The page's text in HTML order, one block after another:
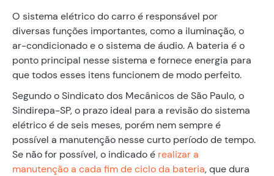
O sistema elétrico do carro é responsável por
diversas funções importantes, como a iluminação, o
ar-condicionado e o sistema de áudio. A bateria é o
ponto principal nesse sistema e fornece energia para
que todos esses itens funcionem de modo perfeito.
Segundo o Sindicato dos Mecânicos de São Paulo, o
Sindirepa-SP, o prazo ideal para a revisão do sistema
elétrico é de seis meses, porém nem sempre é
possível a manutenção nesse curto período de tempo.
Se não for possível, o indicado é realizar a
manutenção a cada fim de ciclo da bateria, que dura